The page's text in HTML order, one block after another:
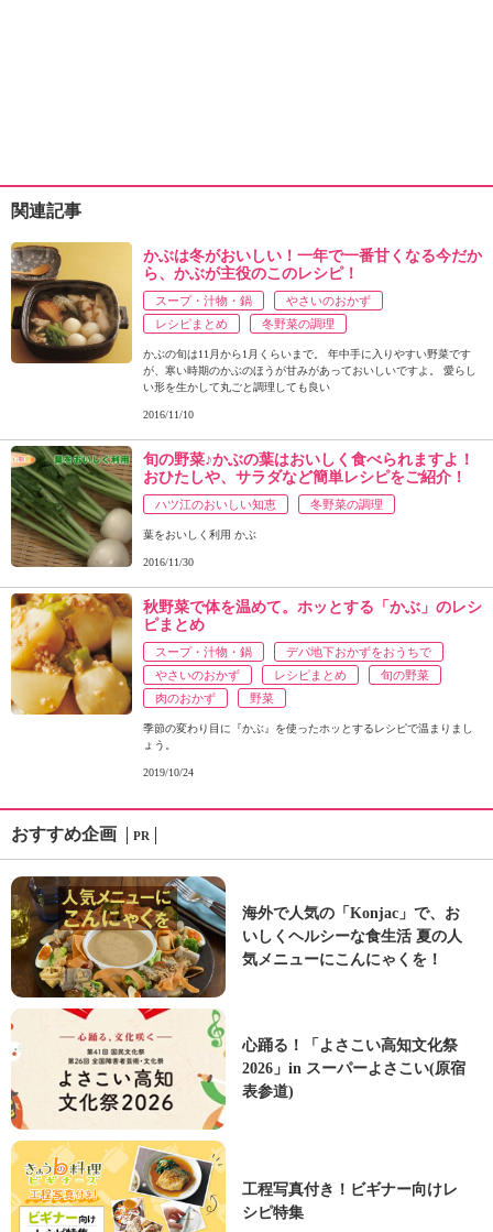
関連記事
かぶは冬がおいしい！一年で一番甘くなる今だか
ら、かぶが主役のこのレシピ！
スープ・汁物・鍋
やさいのおかず
レシピまとめ
冬野菜の調理
かぶの旬は11月から1月くらいまで。 年中手に入りやすい野菜です
が、寒い時期のかぶのほうが甘みがあっておいしいですよ。 愛らし
い形を生かして丸ごと調理しても良い
2016/11/10
旬の野菜♪かぶの葉はおいしく食べられますよ！
おひたしや、サラダなど簡単レシピをご紹介！
ハツ江のおいしい知恵 冬野菜の調理
葉をおいしく利用 かぶ
2016/11/30
秋野菜で体を温めて。ホッとする「かぶ」のレシ
ピまとめ
スープ・汁物・鍋
デパ地下おかずをおうちで
やさいのおかず
レシピまとめ
旬の野菜
肉のおかず
野菜
季節の変わり目に『かぶ』を使ったホッとするレシピで温まりまし
ょう。
2019/10/24
おすすめ企画 PR
海外で人気の「Konjac」で、お
いしくヘルシーな食生活 夏の人
気メニューにこんにゃくを！
心踊る！「よさこい高知文化祭
2026」in スーパーよさこい(原宿
表参道)
工程写真付き！ビギナー向けレ
シピ特集